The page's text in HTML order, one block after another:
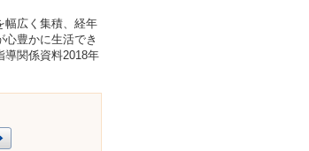
広く集積、経年
豊かに生活でき
導関係資料2018年